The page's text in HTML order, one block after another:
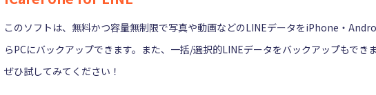
このソフトは、無料かつ容量無制限で写真や動画などのLINEデータをiPhone・
らPCにバックアップできます。また、一括/選択的LINEデータをバックアップもできま
ぜひ試してみてください！